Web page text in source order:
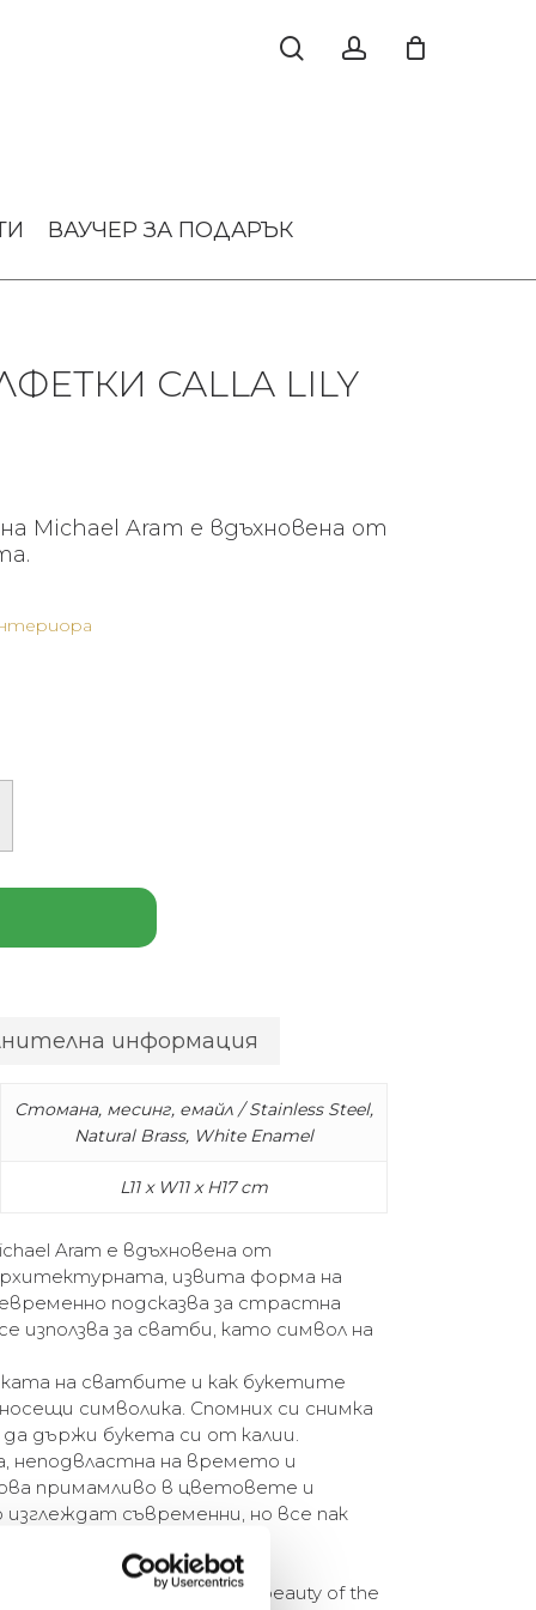
ВАУЧЕР ЗА ПОДАРЪК
CALLA LILY
Michael Aram е вдъхновена от
информация
Стомана, месинг, емайл / Stainless Steel,
Natural Brass, White Enamel
L11 x W11 x H17 cm
Aram е вдъхновена от
извита форма на
подсказва за страстна
за сватби, като символ на
на сватбите и как букетите
символика. Спомних си снимка
държи букета си от калии.
неподвластна на времето и
примамливо в цветовете и
съвременни, но все пак
Aram is inspired by the beauty of the